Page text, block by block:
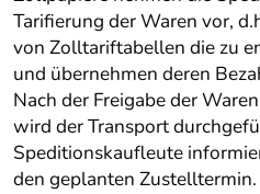
Tarifierung der Waren vor,
von Zolltariftabellen die zu
und übernehmen deren
Nach der Freigabe der
wird der Transport
Speditionskaufleute
den geplanten Zustelltermin.